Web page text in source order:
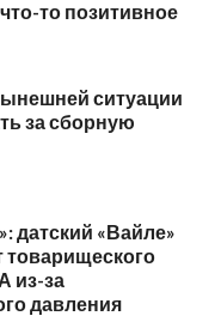
то позитивное
ситуации
за сборную
датский «Вайле»
товарищеского
из-за
давления